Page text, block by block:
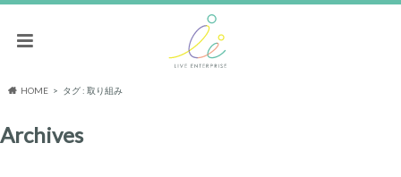
HOME タグ : 取り組み
Archives